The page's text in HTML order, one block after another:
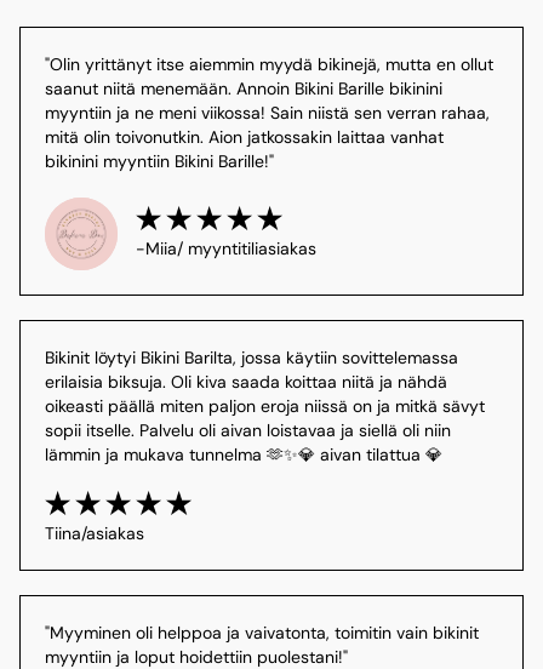
"Olin yrittänyt itse aiemmin myydä bikinejä, mutta en ollut
saanut niitä menemään. Annoin Bikini Barille bikinini
myyntiin ja ne meni viikossa! Sain niistä sen verran rahaa,
mitä olin toivonutkin. Aion jatkossakin laittaa vanhat
bikinini myyntiin Bikini Barille!"
-Miia/ myyntitiliasiakas
Bikinit löytyi Bikini Barilta, jossa käytiin sovittelemassa
erilaisia biksuja. Oli kiva saada koittaa niitä ja nähdä
oikeasti päällä miten paljon eroja niissä on ja mitkä sävyt
sopii itselle. Palvelu oli aivan loistavaa ja siellä oli niin
lämmin ja mukava tunnelma 🫶✨💎 aivan tilattua 💎
Tiina/asiakas
"Myyminen oli helppoa ja vaivatonta, toimitin vain bikinit
myyntiin ja loput hoidettiin puolestani!"